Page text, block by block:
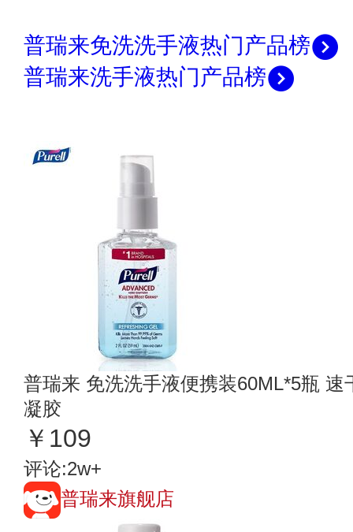
普瑞来免洗洗手液热门产品榜
普瑞来洗手液热门产品榜
普瑞来 免洗洗手液便携装60ML*5瓶
凝胶
￥109
评论:2w+
普瑞来旗舰店